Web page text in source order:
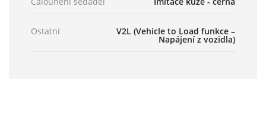
Ostatní V2L (Vehicle to Load funkce –
Napájení z vozidla)